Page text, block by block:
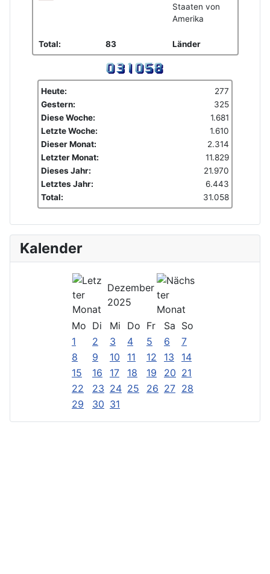
Staaten von
Amerika
Total: 83 Länder
Heute:
277
Gestern:
325
Diese Woche:
1.681
Letzte Woche:
1.610
Dieser Monat:
2.314
Letzter Monat:
11.829
Dieses Jahr:
21.970
Letztes Jahr:
6.443
Total:
31.058
Kalender
Dezember
2025
Mo Di Mi Do Fr Sa So
1
2 3 4 5 6
7
8
9 10 11 12 13
14
15
16 17 18 19 20 21
22
23 24 25 26 27 28
29
30 31